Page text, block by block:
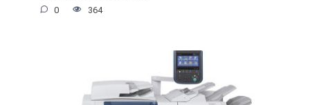
0 364